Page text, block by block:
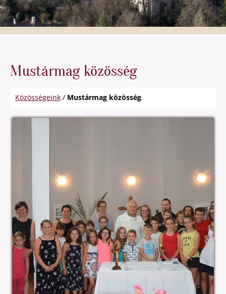
Mustármag közösség
Közösségeink / Mustármag közösség